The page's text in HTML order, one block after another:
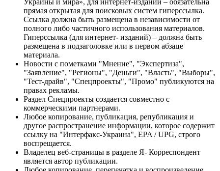
прямая открытая для поисковых систем гиперссылка.
Ссылка должна быть размещена в независимости от
полного либо частичного использования материалов.
Гиперссылка (для интернет- изданий) – должна быть
размещена в подзаголовке или в первом абзаце
материала.
Новости с пометками "Мнение", "Экспертиза",
"Заявление", "Регионы", "Деньги", "Власть", "Выборы",
"Тест-драйв", "Спецпроекты", "Промо" публикуются на
правах рекламы.
Раздел Спецпроекты создается совместно с
коммерческими партнерами.
Любое копирование, публикация, републикация и
другое распространение информации, которое содержит
ссылку на "Интерфакс-Украина", EPA / UPG, строго
воспрещается.
Владелец веб-страницы в разделе Я- Корреспондент
является автор публикации.